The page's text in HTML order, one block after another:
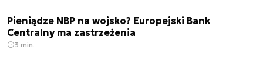
Pieniądze NBP na wojsko? Europejski Bank
Centralny ma zastrzeżenia
3 min.